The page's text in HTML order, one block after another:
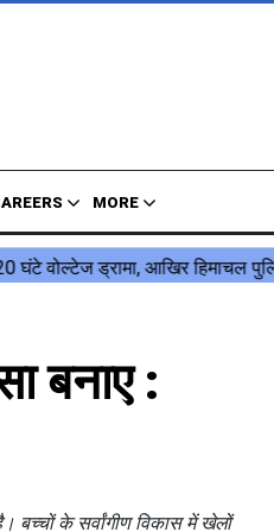
MORE
बनाए :
के सर्वांगीण विकास में खेलों